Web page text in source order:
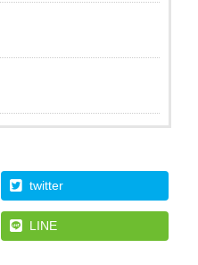
twitter
LINE